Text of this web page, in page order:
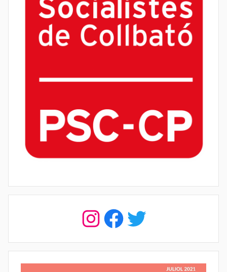
Instagram
Facebook
Twitter